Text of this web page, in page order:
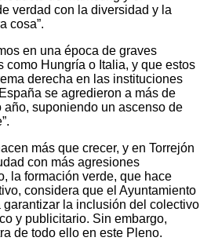
verdad con la diversidad y la
cosa”.
en una época de graves
como Hungría o Italia, y que estos
derecha en las instituciones
se agredieron a más de
suponiendo un ascenso de
más que crecer, y en Torrejón
con más agresiones
la formación verde, que hace
considera que el Ayuntamiento
la inclusión del colectivo
y publicitario. Sin embargo,
de todo ello en este Pleno.